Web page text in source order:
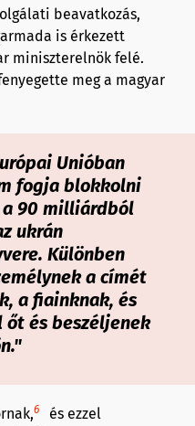
beavatkozás,
is érkezett
miniszterelnök felé.
meg a magyar
Unióban
fogja blokkolni
90 milliárdból
ukrán
Különben
a címét
a fiainknak, és
és beszéljenek
6
és ezzel